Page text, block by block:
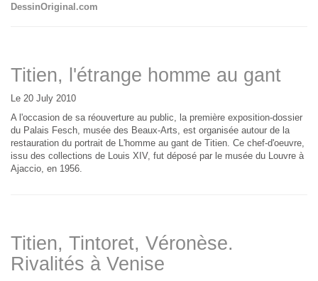
DessinOriginal.com
Titien, l'étrange homme au gant
Le 20 July 2010
A l'occasion de sa réouverture au public, la première exposition-dossier
du Palais Fesch, musée des Beaux-Arts, est organisée autour de la
restauration du portrait de L'homme au gant de Titien. Ce chef-d'oeuvre,
issu des collections de Louis XIV, fut déposé par le musée du Louvre à
Ajaccio, en 1956.
Titien, Tintoret, Véronèse.
Rivalités à Venise